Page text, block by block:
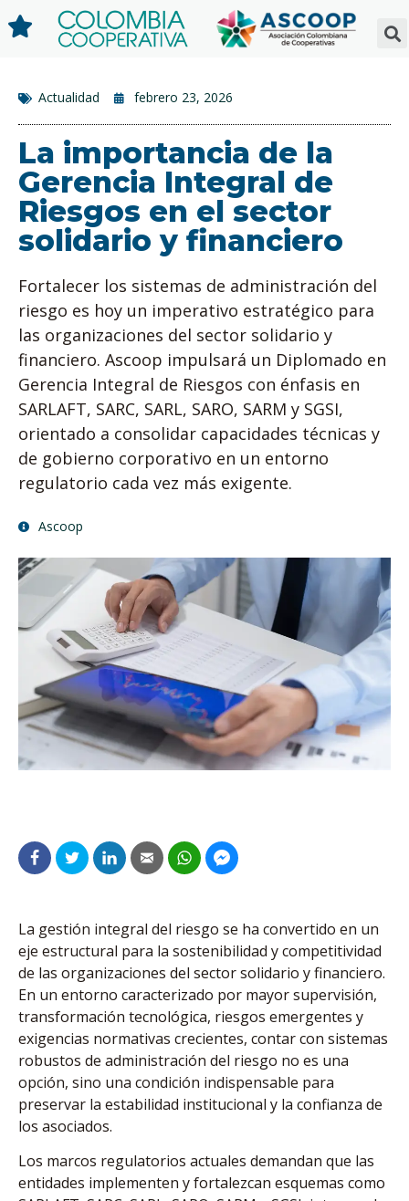
Actualidad febrero 23, 2026
La importancia de la
Gerencia Integral de
Riesgos en el sector
solidario y financiero
Fortalecer los sistemas de administración del
riesgo es hoy un imperativo estratégico para
las organizaciones del sector solidario y
financiero. Ascoop impulsará un Diplomado en
Gerencia Integral de Riesgos con énfasis en
SARLAFT, SARC, SARL, SARO, SARM y SGSI,
orientado a consolidar capacidades técnicas y
de gobierno corporativo en un entorno
regulatorio cada vez más exigente.
Ascoop
La gestión integral del riesgo se ha convertido en un
eje estructural para la sostenibilidad y competitividad
de las organizaciones del sector solidario y financiero.
En un entorno caracterizado por mayor supervisión,
transformación tecnológica, riesgos emergentes y
exigencias normativas crecientes, contar con sistemas
robustos de administración del riesgo no es una
opción, sino una condición indispensable para
preservar la estabilidad institucional y la confianza de
los asociados.
Los marcos regulatorios actuales demandan que las
entidades implementen y fortalezcan esquemas como